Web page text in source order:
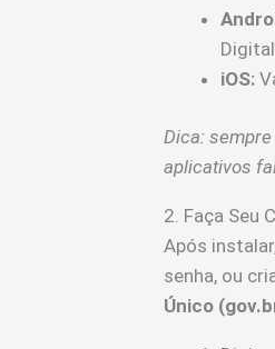
iOS:
Dica:
aplicativos
2. Faça Seu
Após
senha, ou
Único